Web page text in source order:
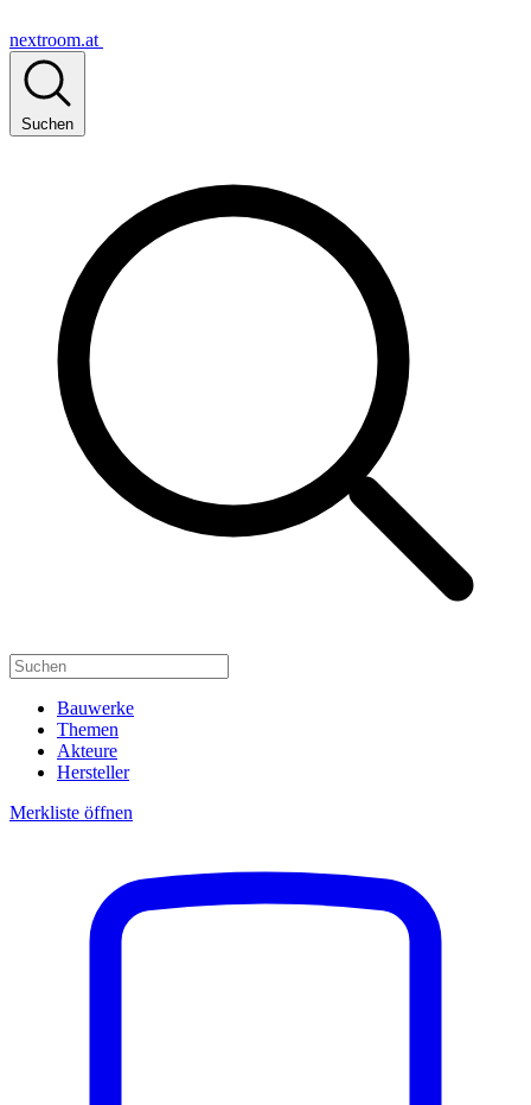
nextroom.at
Suchen
Bauwerke
Themen
Akteure
Hersteller
Merkliste öffnen